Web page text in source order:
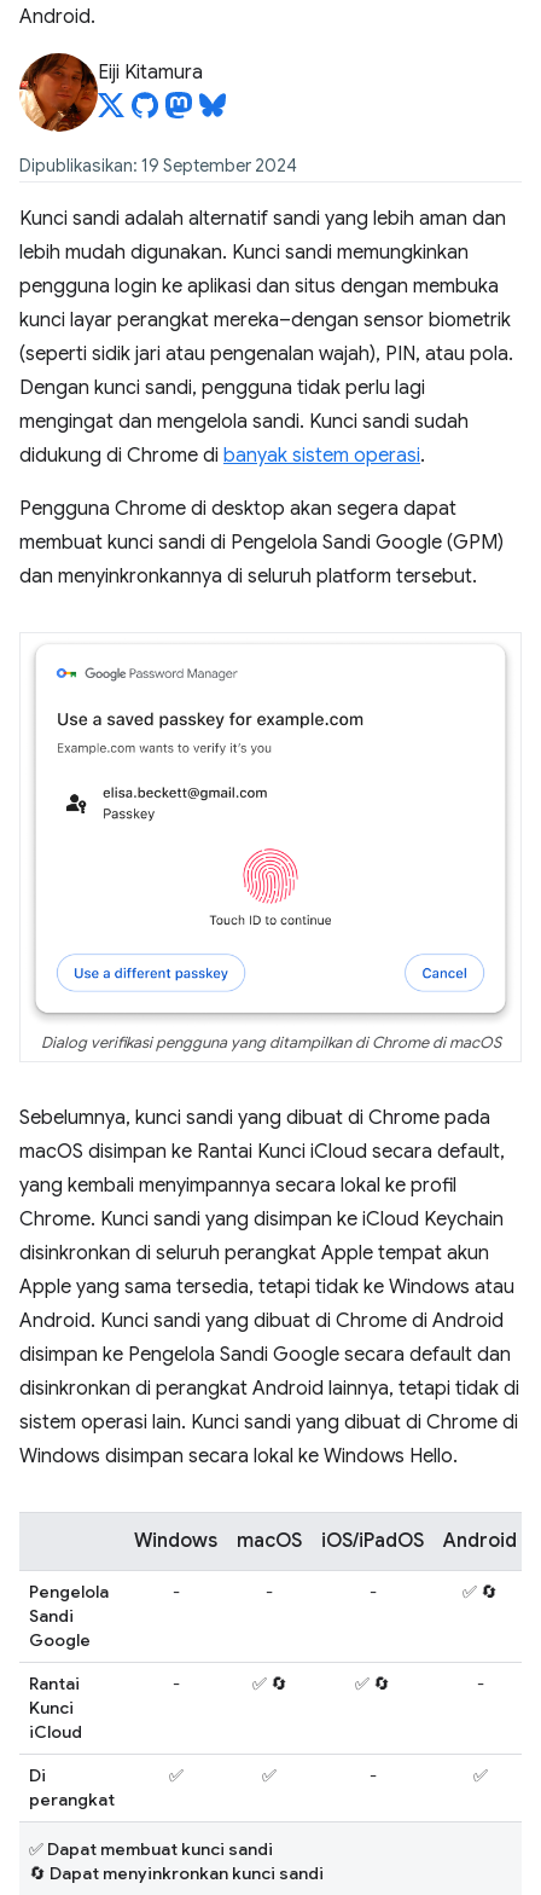
Android.
Eiji Kitamura
Dipublikasikan: 19 September 2024
Kunci sandi adalah alternatif sandi yang lebih aman dan
lebih mudah digunakan. Kunci sandi memungkinkan
pengguna login ke aplikasi dan situs dengan membuka
kunci layar perangkat mereka–dengan sensor biometrik
(seperti sidik jari atau pengenalan wajah), PIN, atau pola.
Dengan kunci sandi, pengguna tidak perlu lagi
mengingat dan mengelola sandi. Kunci sandi sudah
didukung di Chrome di banyak sistem operasi.
Pengguna Chrome di desktop akan segera dapat
membuat kunci sandi di Pengelola Sandi Google (GPM)
dan menyinkronkannya di seluruh platform tersebut.
Dialog verifikasi pengguna yang ditampilkan di Chrome di macOS
Sebelumnya, kunci sandi yang dibuat di Chrome pada
macOS disimpan ke Rantai Kunci iCloud secara default,
yang kembali menyimpannya secara lokal ke profil
Chrome. Kunci sandi yang disimpan ke iCloud Keychain
disinkronkan di seluruh perangkat Apple tempat akun
Apple yang sama tersedia, tetapi tidak ke Windows atau
Android. Kunci sandi yang dibuat di Chrome di Android
disimpan ke Pengelola Sandi Google secara default dan
disinkronkan di perangkat Android lainnya, tetapi tidak di
sistem operasi lain. Kunci sandi yang dibuat di Chrome di
Windows disimpan secara lokal ke Windows Hello.
Windows macOS iOS/iPadOS Android
Pengelola
Sandi
Google
- - - ✅ 🔄
Rantai
Kunci
iCloud
- ✅ 🔄 ✅ 🔄 -
Di
perangkat
✅ ✅ - ✅
✅ Dapat membuat kunci sandi
🔄 Dapat menyinkronkan kunci sandi